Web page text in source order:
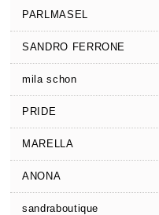
PARLMASEL
SANDRO FERRONE
mila schon
PRIDE
MARELLA
ANONA
sandraboutique